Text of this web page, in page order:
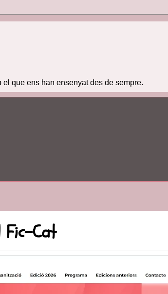
que ens han ensenyat des de sempre.
Fic-Cat